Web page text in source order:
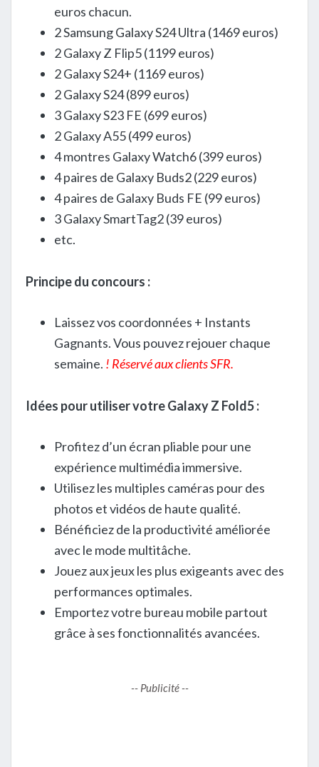
euros chacun.
2 Samsung Galaxy S24 Ultra (1469 euros)
2 Galaxy Z Flip5 (1199 euros)
2 Galaxy S24+ (1169 euros)
2 Galaxy S24 (899 euros)
3 Galaxy S23 FE (699 euros)
2 Galaxy A55 (499 euros)
4 montres Galaxy Watch6 (399 euros)
4 paires de Galaxy Buds2 (229 euros)
4 paires de Galaxy Buds FE (99 euros)
3 Galaxy SmartTag2 (39 euros)
etc.
Principe du concours :
Laissez vos coordonnées + Instants
Gagnants. Vous pouvez rejouer chaque
semaine. ! Réservé aux clients SFR.
Idées pour utiliser votre Galaxy Z Fold5 :
Profitez d’un écran pliable pour une
expérience multimédia immersive.
Utilisez les multiples caméras pour des
photos et vidéos de haute qualité.
Bénéficiez de la productivité améliorée
avec le mode multitâche.
Jouez aux jeux les plus exigeants avec des
performances optimales.
Emportez votre bureau mobile partout
grâce à ses fonctionnalités avancées.
-- Publicité --